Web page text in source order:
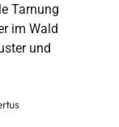
Tarnung
im Wald
und